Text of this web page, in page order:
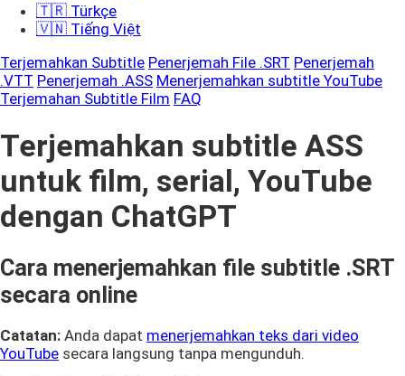
🇹🇷 Türkçe
🇻🇳 Tiếng Việt
Terjemahkan Subtitle Penerjemah File .SRT Penerjemah
.VTT Penerjemah .ASS Menerjemahkan subtitle YouTube
Terjemahan Subtitle Film FAQ
Terjemahkan subtitle ASS
untuk film, serial, YouTube
dengan ChatGPT
Cara menerjemahkan file subtitle .SRT
secara online
Catatan: Anda dapat menerjemahkan teks dari video
YouTube secara langsung tanpa mengunduh.